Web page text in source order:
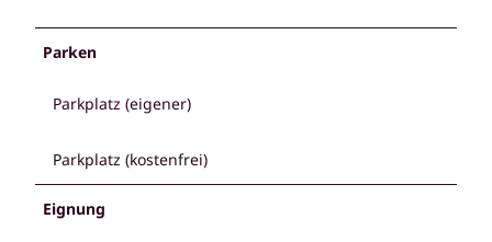
Parken
Parkplatz (eigener)
Parkplatz (kostenfrei)
Eignung